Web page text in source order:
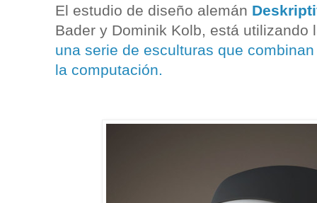
El estudio de diseño alemán
Bader y Dominik Kolb, está utilizando
una serie de esculturas que
la computación.